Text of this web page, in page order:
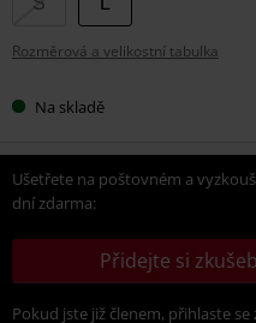
velikost
Rozměrová a velikostní tabulka
Na skladě
Ušetřete na poštovném a
dní zdarma:
Přidejte si
Pokud jste již členem, přihlaste se